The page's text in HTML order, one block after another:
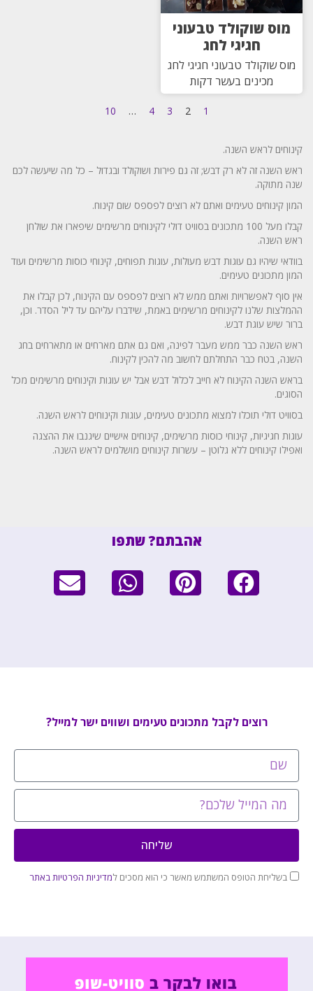
מוס שוקולד טבעוני
חגיגי לחג
מוס שוקולד טבעוני חגיגי לחג
מכינים בעשר דקות
1
2
3
4
…
10
קינוחים לראש השנה.
ראש השנה זה לא רק דבש; זה גם פירות ושוקולד ובגדול – כל מה שיעשה לכם
שנה מתוקה.
המון קינוחים טעימים ואתם לא רוצים לפספס שום קינוח.
קבלו מעל 100 מתכונים בסוויט דולי לקינוחים מרשימים שיפארו את שולחן
ראש השנה.
בוודאי שיהיו גם עוגות דבש מעולות, עוגות תפוחים, קינוחי כוסות מרשימים ועוד
המון מתכונים טעימים.
אין סוף לאפשרויות ואתם ממש לא רוצים לפספס עם הקינוח, לכן קבלו את
ההמלצות שלנו לקינוחים מרשימים באמת, שידברו עליהם עד ליל הסדר. וכן,
ברור שיש עוגת דבש.
ראש השנה כבר ממש מעבר לפינה, ואם גם אתם מארחים או מתארחים בחג
השנה, בטח כבר התחלתם לחשוב מה להכין לקינוח.
בראש השנה הקינוח לא חייב לכלול דבש אבל יש עוגות וקינוחים מרשימים מכל
הסוגים.
בסוויט דולי תוכלו למצוא מתכונים טעימים, עוגות וקינוחים לראש השנה.
עוגות חגיגיות, קינוחי כוסות מרשימים, קינוחים אישיים שיגנבו את ההצגה
ואפילו קינוחים ללא גלוטן – עשרות קינוחים מושלמים לראש השנה.
אהבתם? שתפו
רוצים לקבל מתכונים טעימים ושווים ישר למייל?
בשליחת הטופס המשתמש מאשר כי הוא מסכים למדיניות הפרטיות באתר
שליחה